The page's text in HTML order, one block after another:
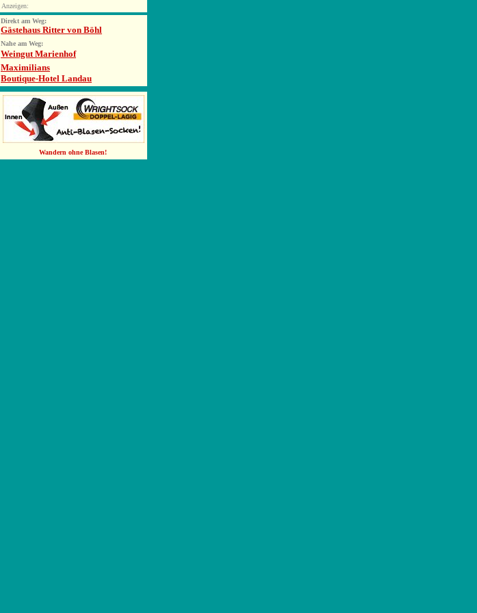
Anzeigen:
Direkt am Weg:
Gästehaus Ritter von Böhl
Nahe am Weg:
Weingut Marienhof
Maximilians
Boutique-Hotel Landau
Wandern ohne Blasen!